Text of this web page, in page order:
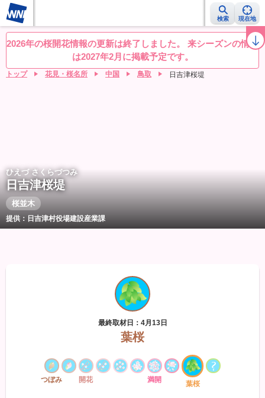
検索 現在地
桜レーダー 名所ランキング 桜開花予想NEWS お花見動画 目的別
2026年の桜開花情報の更新は終了しました。 来シーズンの情報
は2027年2月に掲載予定です。
トップ 花見・桜名所 中国 鳥取 日吉津桜堤
ひえづ さくらづつみ
日吉津桜堤
桜並木
提供：日吉津村役場建設産業課
最終取材日：4月13日
葉桜
つぼみ 開花 満開 葉桜